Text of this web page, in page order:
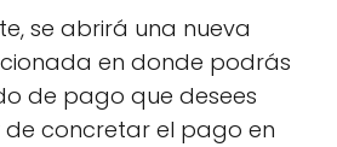
se abrirá una nueva
en donde podrás
de pago que desees
de concretar el pago en